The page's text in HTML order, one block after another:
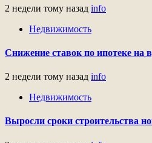
2 недели тому назад info
Недвижимость
Снижение ставок по ипотеке на
2 недели тому назад info
Недвижимость
Выросли сроки строительства